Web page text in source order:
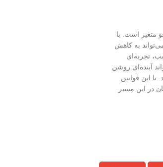
متغیر است. با
به کاهش
تجربه‌ای
آینده‌ای روشن
تا این قوانین
در این مسیر